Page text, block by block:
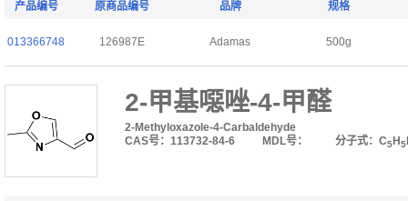
产品编号 原商品编号 品牌 规格
013366748 126987E Adamas 500g
2-甲基噁唑-4-甲醛
2-Methyloxazole-4-Carbaldehyde
CAS号：113732-84-6
MDL号： 分子式：C5H 5